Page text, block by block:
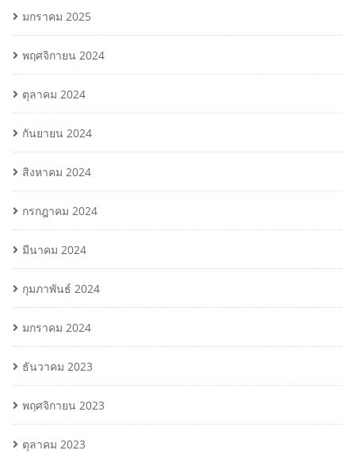
มกราคม 2025
พฤศจิกายน 2024
ตุลาคม 2024
กันยายน 2024
สิงหาคม 2024
กรกฎาคม 2024
มีนาคม 2024
กุมภาพันธ์ 2024
มกราคม 2024
ธันวาคม 2023
พฤศจิกายน 2023
ตุลาคม 2023